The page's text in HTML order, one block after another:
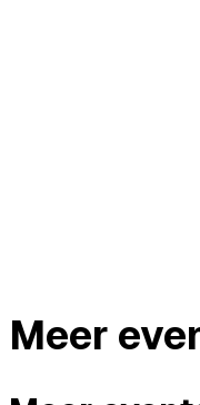
Meer